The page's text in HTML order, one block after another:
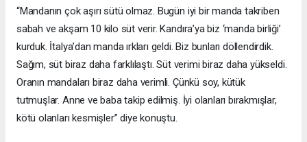
“Mandanın çok aşırı sütü olmaz. Bugün iyi bir manda takriben
sabah ve akşam 10 kilo süt verir. Kandıra’ya biz ‘manda birliği’
kurduk. İtalya’dan manda ırkları geldi. Biz bunları döllendirdik.
Sağım, süt biraz daha farklılaştı. Süt verimi biraz daha yükseldi.
Oranın mandaları biraz daha verimli. Çünkü soy, kütük
tutmuşlar. Anne ve baba takip edilmiş. İyi olanları bırakmışlar,
kötü olanları kesmişler” diye konuştu.